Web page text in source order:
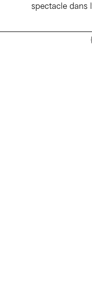
spectacle dans